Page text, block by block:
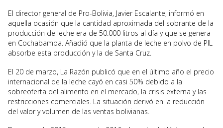
El director general de Pro-Bolivia, Javier Escalante, informó en
aquella ocasión que la cantidad aproximada del sobrante de la
producción de leche era de 50.000 litros al día y que se genera
en Cochabamba. Añadió que la planta de leche en polvo de PIL
absorbe esta producción y la de Santa Cruz.
El 20 de marzo, La Razón publicó que en el último año el precio
internacional de la leche cayó en casi 50% debido a la
sobreoferta del alimento en el mercado, la crisis externa y las
restricciones comerciales. La situación derivó en la reducción
del valor y volumen de las ventas bolivianas.